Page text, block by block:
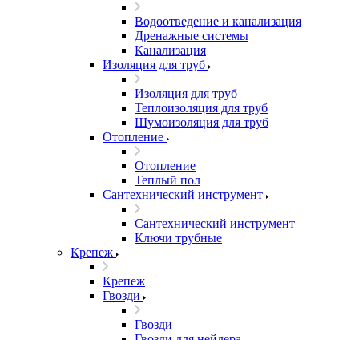
Водоотведение и канализация
Дренажные системы
Канализация
Изоляция для труб
Изоляция для труб
Теплоизоляция для труб
Шумоизоляция для труб
Отопление
Отопление
Теплый пол
Сантехнический инструмент
Сантехнический инструмент
Ключи трубные
Крепеж
Крепеж
Гвозди
Гвозди